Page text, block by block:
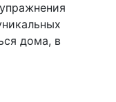
дома, в